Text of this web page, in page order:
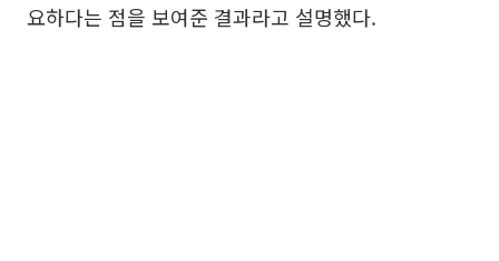
요하다는 점을 보여준 결과라고 설명했다.